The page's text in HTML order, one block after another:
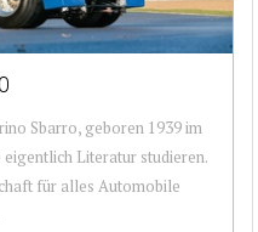
Sbarro, geboren 1939 im
Literatur studieren.
für alles Automobile